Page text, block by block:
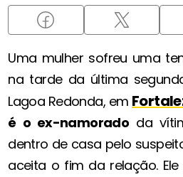
Uma mulher sofreu uma
na tarde da última
Lagoa Redonda, em
é o ex-namorado da
dentro de casa pelo
aceita o fim da relação.